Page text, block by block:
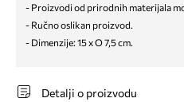
- Proizvodi od prirodnih materijala
- Ručno oslikan proizvod.
- Dimenzije: 15 x O 7,5 cm.
Detalji o proizvodu